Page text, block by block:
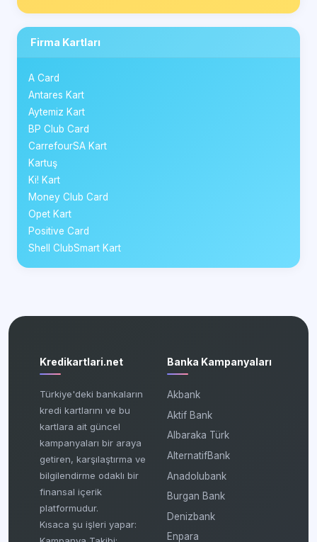
Firma Kartları
A Card
Antares Kart
Aytemiz Kart
BP Club Card
CarrefourSA Kart
Kartuş
Ki! Kart
Money Club Card
Opet Kart
Positive Card
Shell ClubSmart Kart
Kredikartlari.net
Türkiye'deki bankaların
kredi kartlarını ve bu
kartlara ait güncel
kampanyaları bir araya
getiren, karşılaştırma ve
bilgilendirme odaklı bir
finansal içerik
platformudur.
Kısaca şu işleri yapar:
Banka Kampanyaları
Akbank
Aktif Bank
Albaraka Türk
AlternatifBank
Anadolubank
Burgan Bank
Denizbank
Enpara